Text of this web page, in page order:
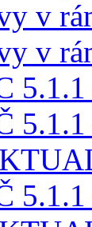
v
v